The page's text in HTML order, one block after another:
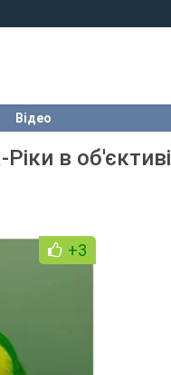
Відео
в об'єктиві
+3